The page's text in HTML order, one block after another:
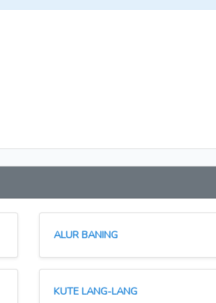
ALUR BANING
KUTE LANG-LANG